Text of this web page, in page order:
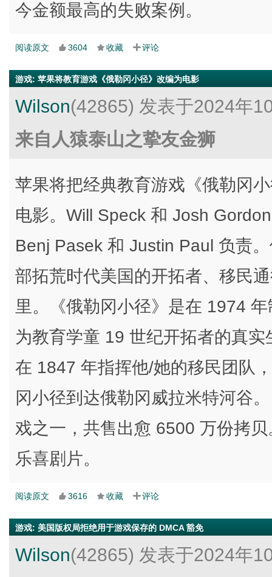
今金额最高的失败案例。
阅读原文 3604 收藏 评论
游戏: 苹果将教育游戏《俄勒冈小径》改编为电影
Wilson(42865) 发表于2024年
来自人猿泰山之挚友金狮
苹果将把经典教育游戏《俄勒冈
电影。Will Speck 和 Josh
Benj Pasek 和 Justin Paul 负责
部拓荒时代美国的开拓者、移民
里。《俄勒冈小径》是在 1974
为教育学童 19 世纪开拓者的真
在 1847 年指挥他/她的移民团队
冈小径到达俄勒冈威拉米特河谷
戏之一，共售出愈 6500 万份拷
乐喜剧片。
阅读原文 3616 收藏 评论
游戏: 美国版权局拒绝用于游戏保存的 DMCA 豁免
Wilson(42865) 发表于2024年